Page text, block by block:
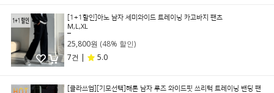
[1+1할인]아노 남자 세미와이드 트레이닝 카고바지 팬츠
M,L,XL
25,800원 (48% 할인)
7건 |
5.0
[클라쓰업][기모선택]해론 남자 루즈 와이드핏 쓰리턱 트레이닝 밴딩 팬